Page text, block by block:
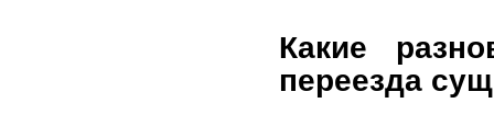
Какие
переезда